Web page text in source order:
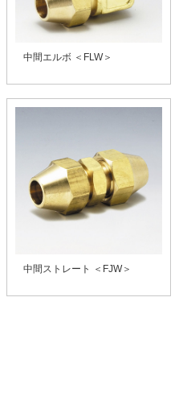
中間エルボ ＜FLW＞
中間ストレート ＜FJW＞